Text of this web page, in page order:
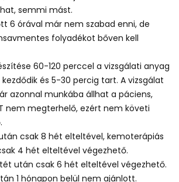
semmi mást.
6 órával már nem szabad enni, de
folyadékot bőven kell
60-120 perccel a vizsgálati anyag
és 5-30 percig tart. A vizsgálat
azonnal munkába állhat a páciens,
nem megterhelő, ezért nem követi
csak 8 hét elteltével, kemoterápiás
4 hét elteltével végezhető.
után csak 6 hét elteltével végezhető.
1 hónapon belül nem ajánlott.